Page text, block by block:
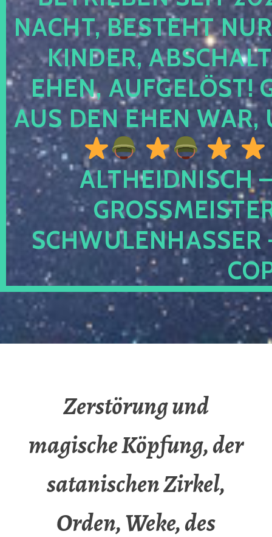
CHT, BESTEHT NUR
NDER,
EN, AUFGELÖST!
S DEN EHEN WAR,
ALTHEIDNISCH
CHWULENHASSER
Zerstörung und
magische Köpfung, der
satanischen Zirkel,
Orden, Weke, des